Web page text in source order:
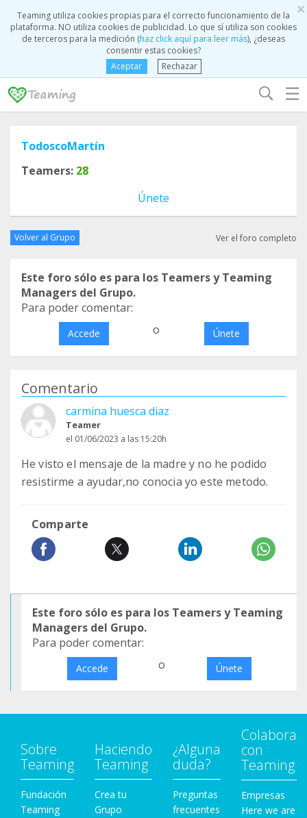
×
Teaming utiliza cookies propias para el correcto funcionamiento de la
plataforma. NO utiliza cookies de publicidad. Lo que sí utiliza son cookies
de terceros para la medición (haz click aquí para leer más), ¿deseas
consentir estas cookies?
Aceptar
Rechazar
☰
TodoscoMartín
Teamers: 28
Únete
Volver al Grupo Ver el foro completo
Este foro sólo es para los Teamers y Teaming
Managers del Grupo.
Para poder comentar:
Accede o Únete
Comentario
carmina huesca diaz
Teamer
el 01/06/2023 a las 15:20h
He visto el mensaje de la madre y no he podido
resistirme a ayudar,no conocia yo este metodo.
Comparte
Este foro sólo es para los Teamers y Teaming
Managers del Grupo.
Para poder comentar:
Accede o Únete
Sobre
Teaming
Fundación
Teaming
Haciendo
Teaming
Crea tu
Grupo
¿Alguna
duda?
Preguntas
frecuentes
Colabora
con
Teaming
Empresas
Here we are